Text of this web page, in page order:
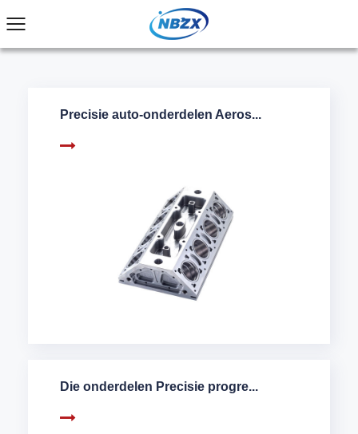
Precisie auto-onderdelen Aeros...
Die onderdelen Precisie progre...